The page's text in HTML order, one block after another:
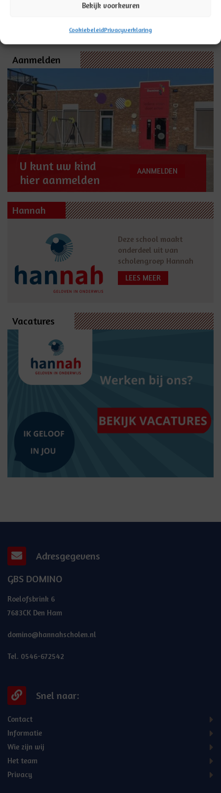
Bekijk voorkeuren
CookiebeleidPrivacyverklaring
Identiteitsdocument-2025-3.0
Aanmelden
U kunt uw kind
hier aanmelden
AANMELDEN
Hannah
Deze school maakt
onderdeel uit van
scholengroep Hannah
LEES MEER
Vacatures
Adresgegevens
GBS DOMINO
Roelofsbrink 6
7683CK Den Ham
domino@hannahscholen.nl
Tel. 0546-672542
Snel naar:
Contact
Informatie
Wie zijn wij
Het team
Privacy